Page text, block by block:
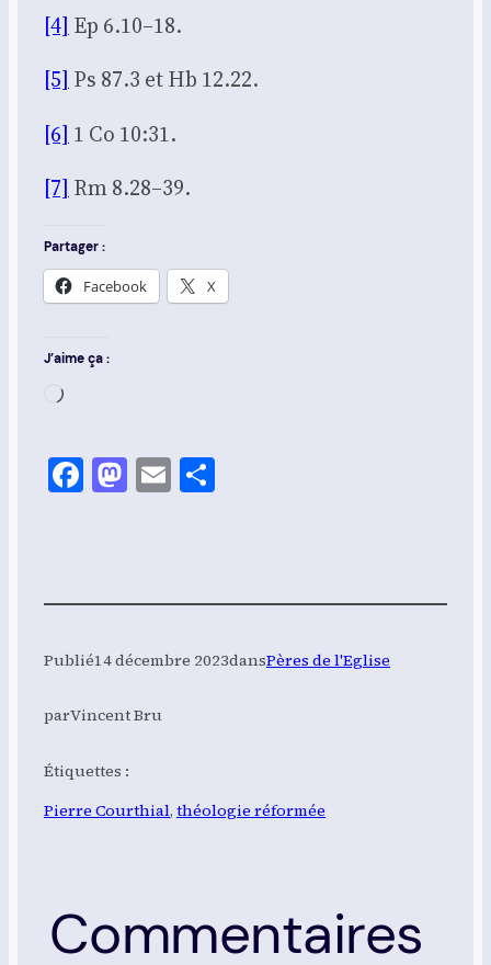
[4] Ep 6.10–18.
[5] Ps 87.3 et Hb 12.22.
[6] 1 Co 10:31.
[7] Rm 8.28–39.
Partager :
Face­book X
J’aime ça :
Char­
ment…
Facebook
Mastodon
Email
Publié14 décembre 2023dansPères de l'Eglise
parVincent Bru
Étiquettes :
Pierre Courthial, théologie réformée
Commentaires